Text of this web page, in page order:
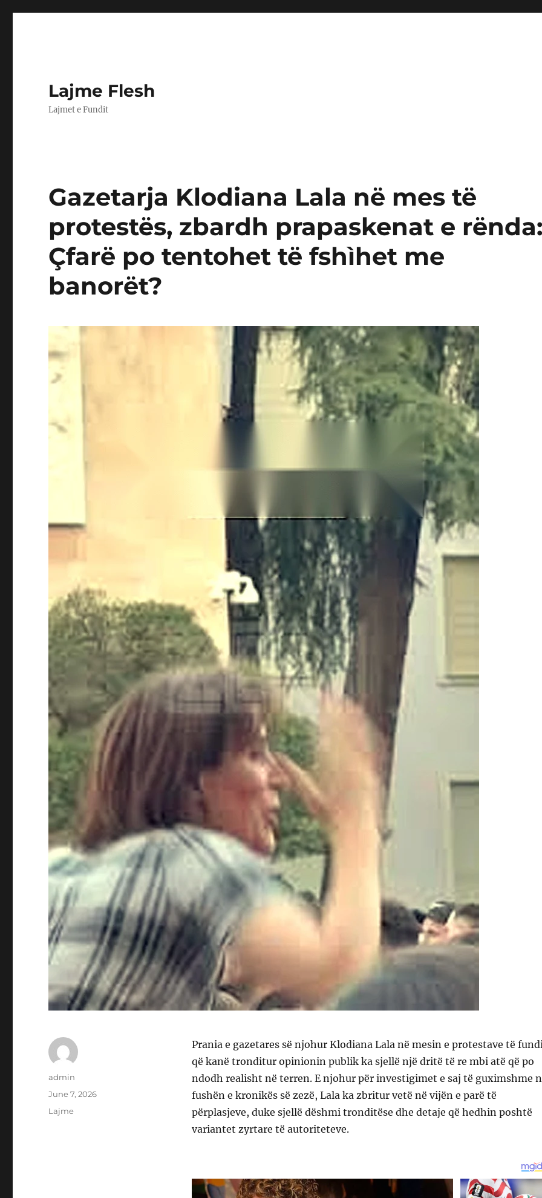
Lajme Flesh
Lajmet e Fundit
Gazetarja Klodiana Lala në mes të
protestës, zbardh prapaskenat e
Çfarë po tentohet të fshìhet me
banorët?
Prania e gazetares së njohur Klodiana Lala në mesin e protestave të
që kanë tronditur opinionin publik ka sjellë një dritë të re mbi atë që po
ndodh realisht në terren. E njohur për investigimet e saj të guximshme
fushën e kronikës së zezë, Lala ka zbritur vetë në vijën e parë të
përplasjeve, duke sjellë dëshmi tronditëse dhe detaje që hedhin poshtë
variantet zyrtare të autoriteteve.
Author
admin
Posted
June 7, 2026
Categories
Lajme